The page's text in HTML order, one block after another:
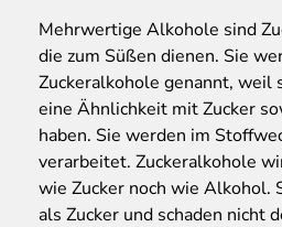
Mehrwertige Alkohole sind
die zum Süßen dienen. Sie
Zuckeralkohole genannt, weil
eine Ähnlichkeit mit Zucker
haben. Sie werden im
verarbeitet. Zuckeralkohole
wie Zucker noch wie Alkohol.
als Zucker und schaden nicht